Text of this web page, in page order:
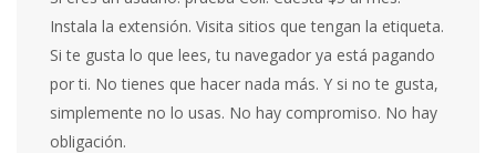
Instala la extensión. Visita sitios que tengan la etiqueta.
Si te gusta lo que lees, tu navegador ya está pagando
por ti. No tienes que hacer nada más. Y si no te gusta,
simplemente no lo usas. No hay compromiso. No hay
obligación.